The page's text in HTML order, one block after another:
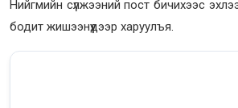
Нийгмийн сүлжээний пост бичихээс
бодит жишээнүүдээр харуулъя.